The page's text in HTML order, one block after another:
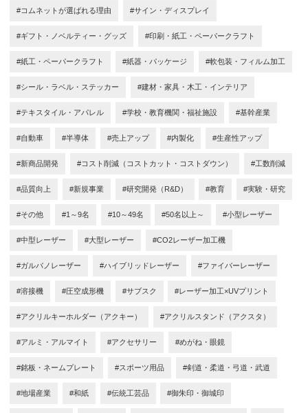
#コムネットが選ばれる理由 #サイン・ディスプレイ
#ギフト・ノベルティー・グッズ #印刷・紙工・ペーパークラフト
#紙工・ペーパークラフト #紙器・パッケージ #軟包装・フィルム加工
#シール・ラベル・ステッカー #建材・家具・木工・インテリア
#テキスタイル・アパレル #学校・教育機関・福祉施設 #基幹産業
#自動車 #半導体 #売上アップ #内製化 #生産性アップ
#新商品開発 #コスト削減（コストカット・コストダウン） #工数削減
#品質向上 #新規事業 #研究開発（R&D） #教育 #実験・研究
#その他 #1～9名 #10～49名 #50名以上～ #小型レーザー
#中型レーザー #大型レーザー #CO2レーザー加工機
#ガルバノレーザー #ハイブリッドレーザー #ファイバーレーザー
#溶接機 #圧空成形機 #サブスク #レーザー加工×UVプリント
#アクリルキーホルダー（アクキー） #アクリルスタンド（アクスタ）
#アルミ・アルマイト #アクセサリー #めがね・眼鏡
#銘板・ネームプレート #スポーツ用品 #剣道・柔道・弓道・武道
#地場産業 #和紙 #伝統工芸品 #御朱印・御城印